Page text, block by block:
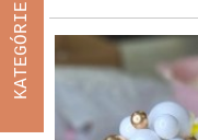
KATEGÓRIE